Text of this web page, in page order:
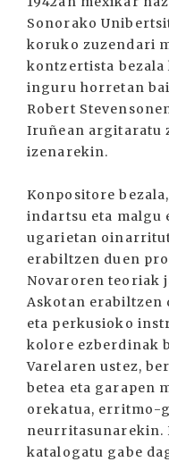
Sonorako
koruko zuzendari
kontzertista
inguru horretan
Robert
Iruñean argitaratu
izenarekin.
Konpositore
indartsu eta malgu
ugarietan
erabiltzen duen
Novaroren teoriak
Askotan erabiltzen
eta perkusioko
kolore ezberdinak
Varelaren ustez,
betea eta garapen
orekatua, erritmo-
neurritasunarekin.
katalogatu gabe